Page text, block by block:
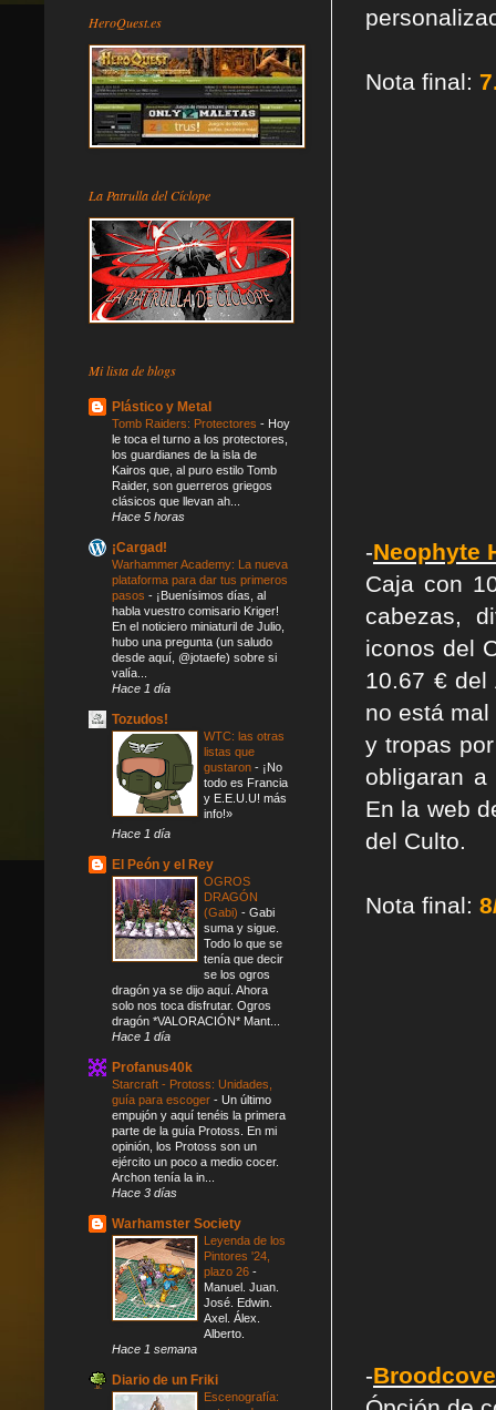
Nota final:
-Neophyte
Caja con
cabezas,
iconos del
10.67 €
no está
y tropas
obligaran a
En la web
del Culto.
Nota final:
-
HeroQuest.es
La Patrulla del Cíclope
Mi lista de blogs
Plástico y Metal
Tomb Raiders: Protectores - Hoy
le toca el turno a los protectores,
los guardianes de la isla de
Kairos que, al puro estilo Tomb
Raider, son guerreros griegos
clásicos que llevan ah...
Hace 5 horas
¡Cargad!
Warhammer Academy: La nueva
plataforma para dar tus primeros
pasos - ¡Buenísimos días, al
habla vuestro comisario Kriger!
En el noticiero miniaturil de Julio,
hubo una pregunta (un saludo
desde aquí, @jotaefe) sobre si
valía...
Hace 1 día
Tozudos!
WTC: las otras
listas que
gustaron - ¡No
todo es Francia
y E.E.U.U! más
info!»
Hace 1 día
El Peón y el Rey
OGROS
DRAGÓN
(Gabi) - Gabi
suma y sigue.
Todo lo que se
tenía que decir
se los ogros
dragón ya se dijo aquí. Ahora
solo nos toca disfrutar. Ogros
dragón *VALORACIÓN* Mant...
Hace 1 día
Profanus40k
Starcraft - Protoss: Unidades,
guía para escoger - Un último
empujón y aquí tenéis la primera
parte de la guía Protoss. En mi
opinión, los Protoss son un
ejército un poco a medio cocer.
Archon tenía la in...
Hace 3 días
Warhamster Society
Leyenda de los
Pintores '24,
plazo 26 -
Manuel. Juan.
José. Edwin.
Axel. Álex.
Alberto.
Hace 1 semana
Diario de un Friki
Escenografía: